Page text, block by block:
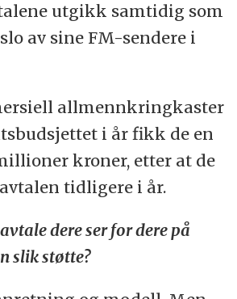
utgikk samtidig som
av sine FM-sendere i
allmennkringkaster
i år fikk de en
kroner, etter at de
tidligere i år.
dere ser for dere på
slik støtte?